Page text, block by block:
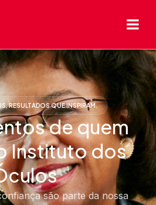
RESULTADOS QUE INSPIRAM.
de quem
Instituto dos
são parte da nossa